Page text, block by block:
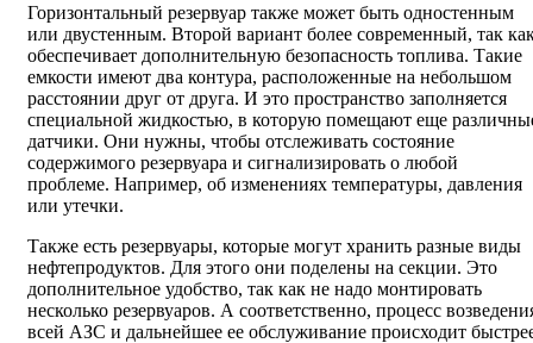
Горизонтальный резервуар также может быть одностенным
или двустенным. Второй вариант более современный, так
обеспечивает дополнительную безопасность топлива. Такие
емкости имеют два контура, расположенные на небольшом
расстоянии друг от друга. И это пространство заполняется
специальной жидкостью, в которую помещают еще
датчики. Они нужны, чтобы отслеживать состояние
содержимого резервуара и сигнализировать о любой
проблеме. Например, об изменениях температуры, давления
или утечки.
Также есть резервуары, которые могут хранить разные виды
нефтепродуктов. Для этого они поделены на секции. Это
дополнительное удобство, так как не надо монтировать
несколько резервуаров. А соответственно, процесс
всей АЗС и дальнейшее ее обслуживание происходит